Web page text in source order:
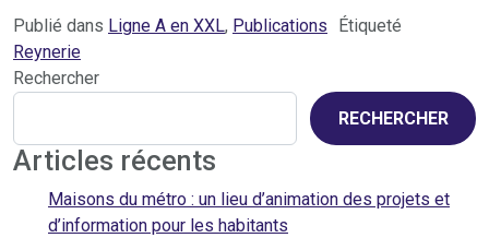
Publié dans Ligne A en XXL, Publications
Étiqueté
Reynerie
Rechercher
RECHERCHER
Articles récents
Maisons du métro : un lieu d’animation des projets et
d’information pour les habitants